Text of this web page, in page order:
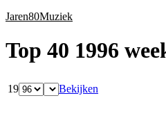
Jaren80Muziek
Top 40 1996
19 Bekijken